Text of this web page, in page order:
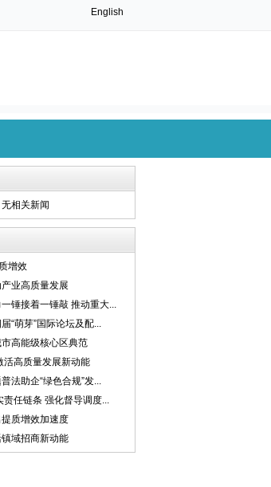
English
无相关新闻
增效
业高质量发展
锤接着一锤敲 推动重大...
“萌芽”国际论坛及配...
高能级核心区典范
活高质量发展新动能
法助企“绿色合规”发...
责任链条 强化督导调度...
质增效加速度
域招商新动能